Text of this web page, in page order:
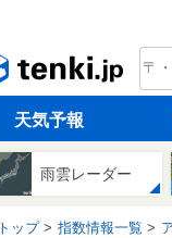
天気予報
雨雲レーダー
トップ 指数情報一覧